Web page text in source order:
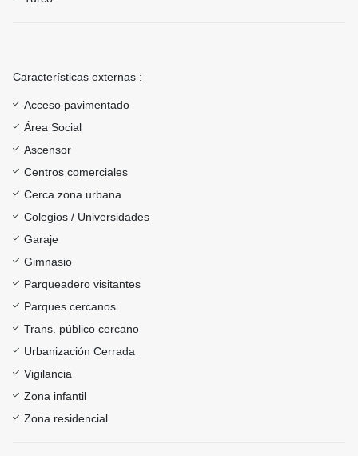
Características externas :
Acceso pavimentado
Área Social
Ascensor
Centros comerciales
Cerca zona urbana
Colegios / Universidades
Garaje
Gimnasio
Parqueadero visitantes
Parques cercanos
Trans. público cercano
Urbanización Cerrada
Vigilancia
Zona infantil
Zona residencial